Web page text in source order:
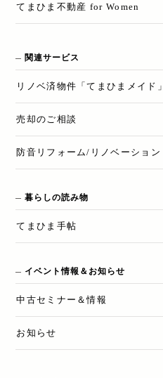
てまひま不動産 for Women
関連サービス
リノベ済物件「てまひまメイド」
売却のご相談
防音リフォーム/リノベーション
暮らしの読み物
てまひま手帖
イベント情報＆お知らせ
中古セミナー＆情報
お知らせ